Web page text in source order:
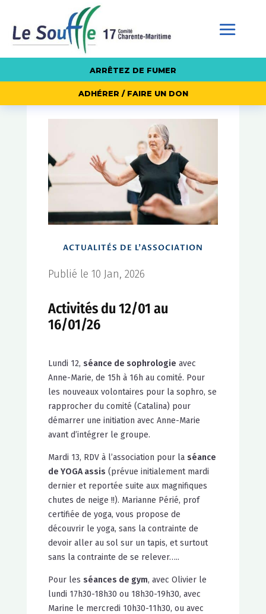
ARRÊTEZ DE FUMER
ADHÉRER / FAIRE UN DON
ACTUALITÉS DE L'ASSOCIATION
Publié le 10 Jan, 2026
Activités du 12/01 au
16/01/26
Lundi 12, séance de sophrologie avec
Anne-Marie, de 15h à 16h au comité. Pour
les nouveaux volontaires pour la sophro, se
rapprocher du comité (Catalina) pour
démarrer une initiation avec Anne-Marie
avant d’intégrer le groupe.
Mardi 13, RDV à l’association pour la séance
de YOGA assis (prévue initialement mardi
dernier et reportée suite aux magnifiques
chutes de neige !!). Marianne Périé, prof
certifiée de yoga, vous propose de
découvrir le yoga, sans la contrainte de
devoir aller au sol sur un tapis, et surtout
sans la contrainte de se relever…..
Pour les séances de gym, avec Olivier le
lundi 17h30-18h30 ou 18h30-19h30, avec
Marine le mercredi 10h30-11h30, ou avec